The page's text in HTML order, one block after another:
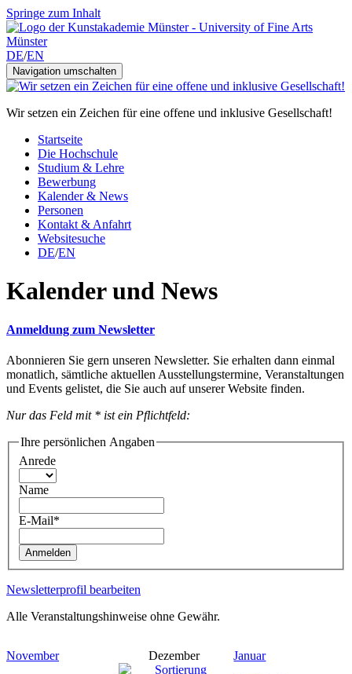
Springe zum Inhalt
DE/EN
Navigation umschalten
Wir setzen ein Zeichen für eine offene und inklusive Gesellschaft!
Startseite
Die Hochschule
Studium & Lehre
Bewerbung
Kalender & News
Personen
Kontakt & Anfahrt
Websitesuche
DE/EN
Kalender und News
Anmeldung zum Newsletter
Abonnieren Sie gern unseren Newsletter. Sie erhalten dann einmal
monatlich, sämtliche aktuellen Ausstellungstermine, Veranstaltungen
und Events gelistet, die Sie auch auf unserer Website finden.
Nur das Feld mit * ist ein Pflichtfeld:
Ihre persönlichen Angaben
Anrede
Name
E-Mail*
Anmelden
Newsletterprofil bearbeiten
Alle Veranstaltungshinweise ohne Gewähr.
November Dezember
Januar